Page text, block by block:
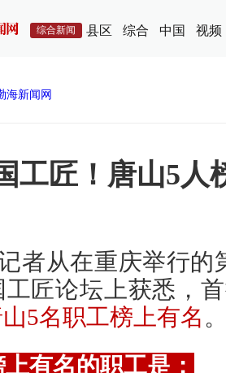
综合新闻 县区 综合 中国 视频
海新闻网
工匠！唐山5人
者从在重庆举行
匠论坛上获悉，
山5名职工榜上有名
有名的职工是：